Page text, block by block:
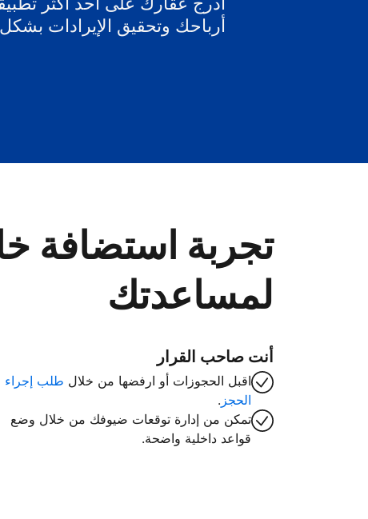
أرباحك وتحقيق الإيرادات
تجربة استضافة
لمساعدتك
أنت صاحب القرار
اقبل الحجوزات أو ارفضها من خلال طلب إجراء
الحجز .
تمكن من إدارة توقعات ضيوفك من خلال وضع
قواعد داخلية واضحة.